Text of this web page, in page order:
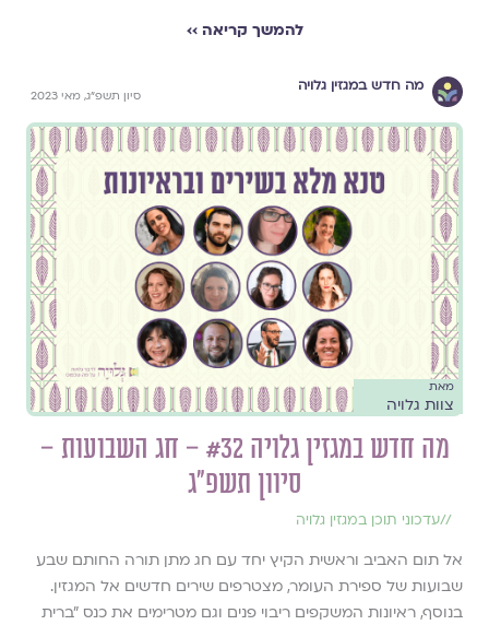
להמשך קריאה ››
מה חדש במגזין גלויה
סיון תשפ״ג, מאי 2023
מאת
צוות גלויה
מה חדש במגזין גלויה #32 – חג השבועות –
סיוון תשפ״ג
//עדכוני תוכן במגזין גלויה
אל תום האביב וראשית הקיץ יחד עם חג מתן תורה החותם שבע
שבועות של ספירת העומר, מצטרפים שירים חדשים אל המגזין.
בנוסף, ראיונות המשקפים ריבוי פנים וגם מטרימים את כנס ״ברית